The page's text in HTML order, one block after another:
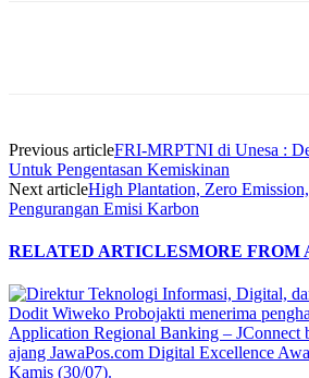
Previous articleFRI-MRPTNI di Unesa :
Untuk Pengentasan Kemiskinan
Next articleHigh Plantation, Zero
Pengurangan Emisi Karbon
RELATED ARTICLESMORE FROM